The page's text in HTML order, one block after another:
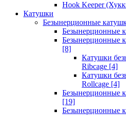
Hook Keeper
Катушки
Безынерционные
Безынерционные
Безынерционные
[8]
Катушки
Ribcage [4]
Катушки
Rollcage [4]
Безынерционные
[19]
Безынерционные